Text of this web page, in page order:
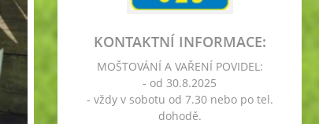
KONTAKTNÍ INFORMACE:
MOŠTOVÁNÍ A VAŘENÍ POVIDEL:
- od 30.8.2025
- vždy v sobotu od 7.30 nebo po tel.
dohodě.